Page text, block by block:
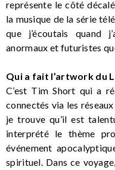
représente le côté
la musique de la série
que j’écoutais quand
anormaux et futuristes
Qui a fait l’artwork du
C’est Tim Short qui a
connectés via les
je trouve qu’il est
interprété le thème
événement
spirituel. Dans ce